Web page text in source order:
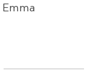
Emma